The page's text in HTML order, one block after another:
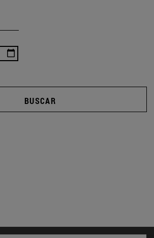
BUSCAR